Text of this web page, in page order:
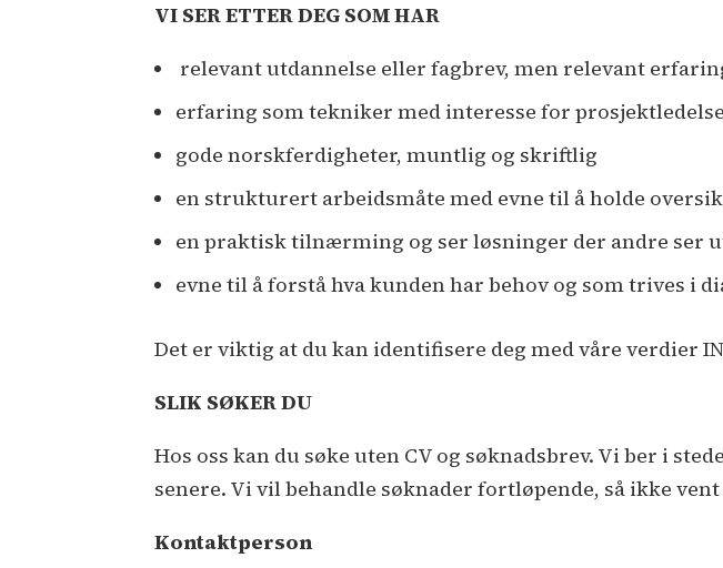
VI SER ETTER DEG SOM HAR
relevant utdannelse eller fagbrev, men relevant
erfaring som tekniker med interesse for prosjektledelse
gode norskferdigheter, muntlig og skriftlig
en strukturert arbeidsmåte med evne til å holde
en praktisk tilnærming og ser løsninger der andre ser
evne til å forstå hva kunden har behov og som trives i
Det er viktig at du kan identifisere deg med våre verdier
SLIK SØKER DU
Hos oss kan du søke uten CV og søknadsbrev. Vi ber i
senere. Vi vil behandle søknader fortløpende, så ikke
Kontaktperson